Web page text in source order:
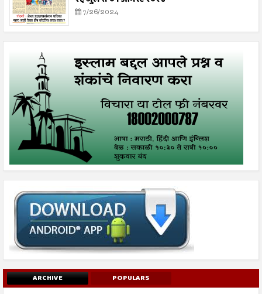
7/26/2024
ARCHIVE POPULARS